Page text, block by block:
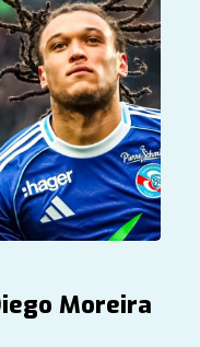
Moreira